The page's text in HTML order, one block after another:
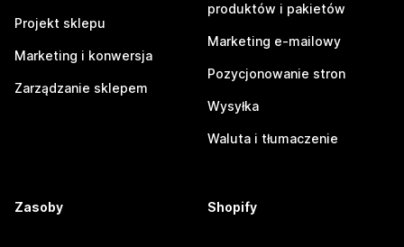
Projekt sklepu
Marketing i konwersja
Zarządzanie sklepem
produktów i pakietów
Marketing e-mailowy
Pozycjonowanie stron
Wysyłka
Waluta i tłumaczenie
Zasoby Shopify